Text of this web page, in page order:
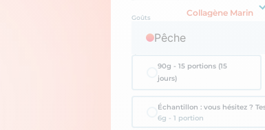
Collagène Marin
Goûts
Pêche
90g - 15 portions (15
jours)
Échantillon : vous hésitez ?
6g - 1 portion